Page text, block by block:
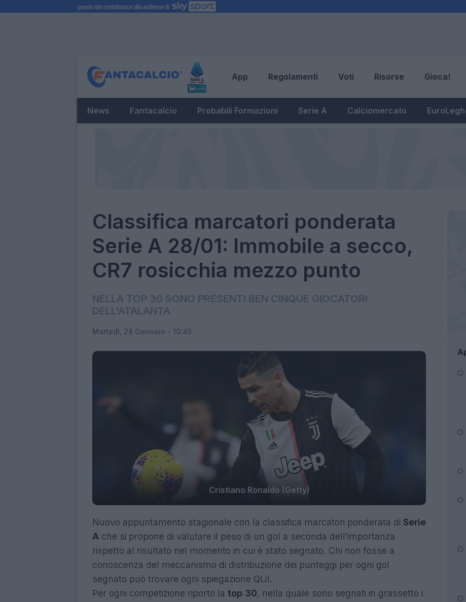
App Regolamenti Voti Risorse Gioca!
News Fantacalcio Probabili Formazioni Serie A Calciomercato
Classifica marcatori ponderata
Serie A 28/01: Immobile a secco,
CR7 rosicchia mezzo punto
NELLA TOP 30 SONO PRESENTI BEN CINQUE GIOCATORI
DELL'ATALANTA
Martedì, 28 Gennaio - 10:45
Cristiano Ronaldo (Getty)
Nuovo appuntamento stagionale con la classifica marcatori ponderata di Serie
A che si propone di valutare il peso di un gol a seconda dell’importanza
rispetto al risultato nel momento in cui è stato segnato. Chi non fosse a
conoscenza del meccanismo di distribuzione dei punteggi per ogni gol
segnato può trovare ogni spiegazione QUI.
Per ogni competizione riporto la top 30, nella quale sono segnati in grassetto i